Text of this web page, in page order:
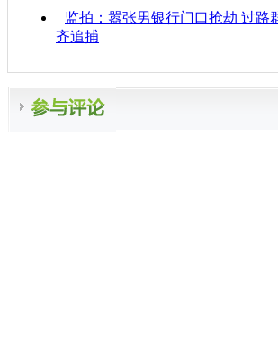
监拍：嚣张男银行门口抢劫 过路
齐追捕